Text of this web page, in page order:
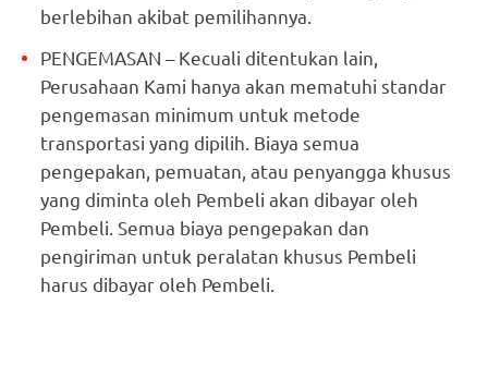
berlebihan akibat pemilihannya.
PENGEMASAN – Kecuali ditentukan lain,
Perusahaan Kami hanya akan mematuhi standar
pengemasan minimum untuk metode
transportasi yang dipilih. Biaya semua
pengepakan, pemuatan, atau penyangga khusus
yang diminta oleh Pembeli akan dibayar oleh
Pembeli. Semua biaya pengepakan dan
pengiriman untuk peralatan khusus Pembeli
harus dibayar oleh Pembeli.